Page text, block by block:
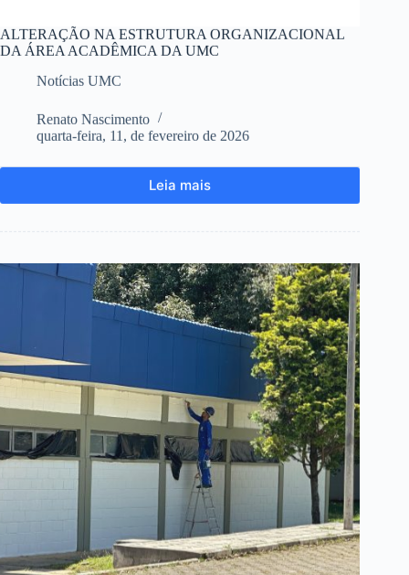
ALTERAÇÃO NA ESTRUTURA ORGANIZACIONAL
DA ÁREA ACADÊMICA DA UMC
Notícias UMC
Renato Nascimento
quarta-feira, 11, de fevereiro de 2026
Leia mais